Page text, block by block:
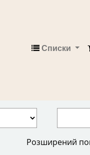
Списки
Розширений